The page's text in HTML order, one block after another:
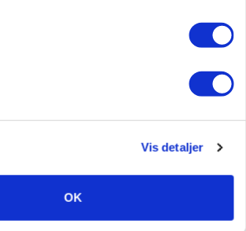
Vis detaljer
OK
Udvikling vækker bekymring hos